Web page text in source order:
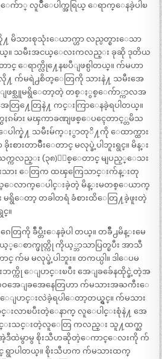
ာ္ လူပ်ဳိေပါက္အရြယ္ ေရာက္ေနခဲ့ပါၿ
သားစုသုံးေယာက္ဟာ လည္ပတ္စားေသာ
ယ္။ သမီးအငယ္ေလးကလည္း ခုဆို ဒုတိယ
ေရာက္လို႔ေနၿပီျဖစ္ပါတယ္။ က်မဟာ
ကစလို႔ က်မရဲ႕စိတ္ေတြကို သားနဲ႔ သမီးအေ
င္ျဖစ္သူမရွိေတာ့တဲ့ တစ္ႏွစ္ေက်ာ္ကာလအ
တြ႔ေတြနဲ႔ ကင္းကြာေနခဲ့ရပါတယ္။
ၵမ်ား မၾကာခဏျဖစ္ေပၚေတာင့္တမိသ
ါက္နဲ႔ သမီးမ်က္ႏွာတုိ႔ကို ေထာက္ထား
ခိုးစားတာမ်ဳိးေတာင္ မလုပ္ခဲ့ပါဘူးရွင္။ မိန္း
က္ကလည္း (၃၈)ႏွစ္ေတာင္ မျပည့္ေသး
သား ေတြက ထၾကြေသာင္းက်န္းတု
ယ္ေလာက္ေပါင္းခဲ့တဲ့ မိန္းမတစ္ေယာက္
မရွိေတာ့ တခါတရံ ခံစားထိေတြ႔ခဲ့ဖူးတဲ့
။
တြကို ခ်ဳပ္တီးေနခဲ့ပါ တယ္။ တခ်ဳိ႕မိန္းမေ
စာက္ဖုတ္ကို ကိုယ့္ဘာသာပြတ္ၿပီး အာသီ
က်မ မလုပ္ခဲ့ပါဘူး။ တကယ္ပါ။ ဒါေပမ
က္ကို ေျပာင္းၿပီး အေျခခ်ေနထိုင္ခဲ့တဲ့အ
ဝအေျခအေနေတြဟာ က်မသားအႀကီးေ
ပာင္းလဲခဲ့ရပါေတာ့တယ္ရွင္။ က်မသား
င္းလာၿပီးတဲ့ေနာက္ လူေပါင္းစုံနဲ႔ အေ
ါင္းသင္းတဲ့လူေတြ ကလည္း သူ႔ထက္ႀ
အဲ့ဒီထဲမွာမွ စိုးသီဟဆိုတဲ့ေကာင္ေလးကို က်
ရွာပါတယ္။ စိုးသီဟက က်မသားထက္